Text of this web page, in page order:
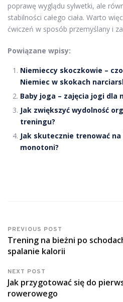
poprawę wyglądu sylwetki, ale
stabilności całego ciała. Warto
ćwiczeń w sposób przemyślany i
Powiązane wpisy:
Niemieccy skoczkowie –
Niemiec w skokach
Baby joga – zajęcia jogi dla
Jak zwiększyć wydolność
treningu?
Jak skutecznie trenować
monotoni?
PREVIOUS POST
Trening na bieżni po
spalanie kalorii
NEXT POST
Jak przygotować się do
rowerowego